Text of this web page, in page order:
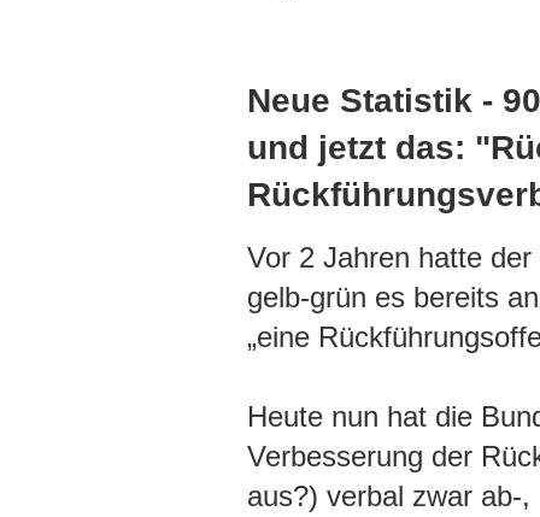
Neue Statistik -
und jetzt das:
Vor 2 Jahren hatte
gelb-grün es bereits
„eine
Heute nun hat die
Verbesserung der
aus?) verbal zwar ab-